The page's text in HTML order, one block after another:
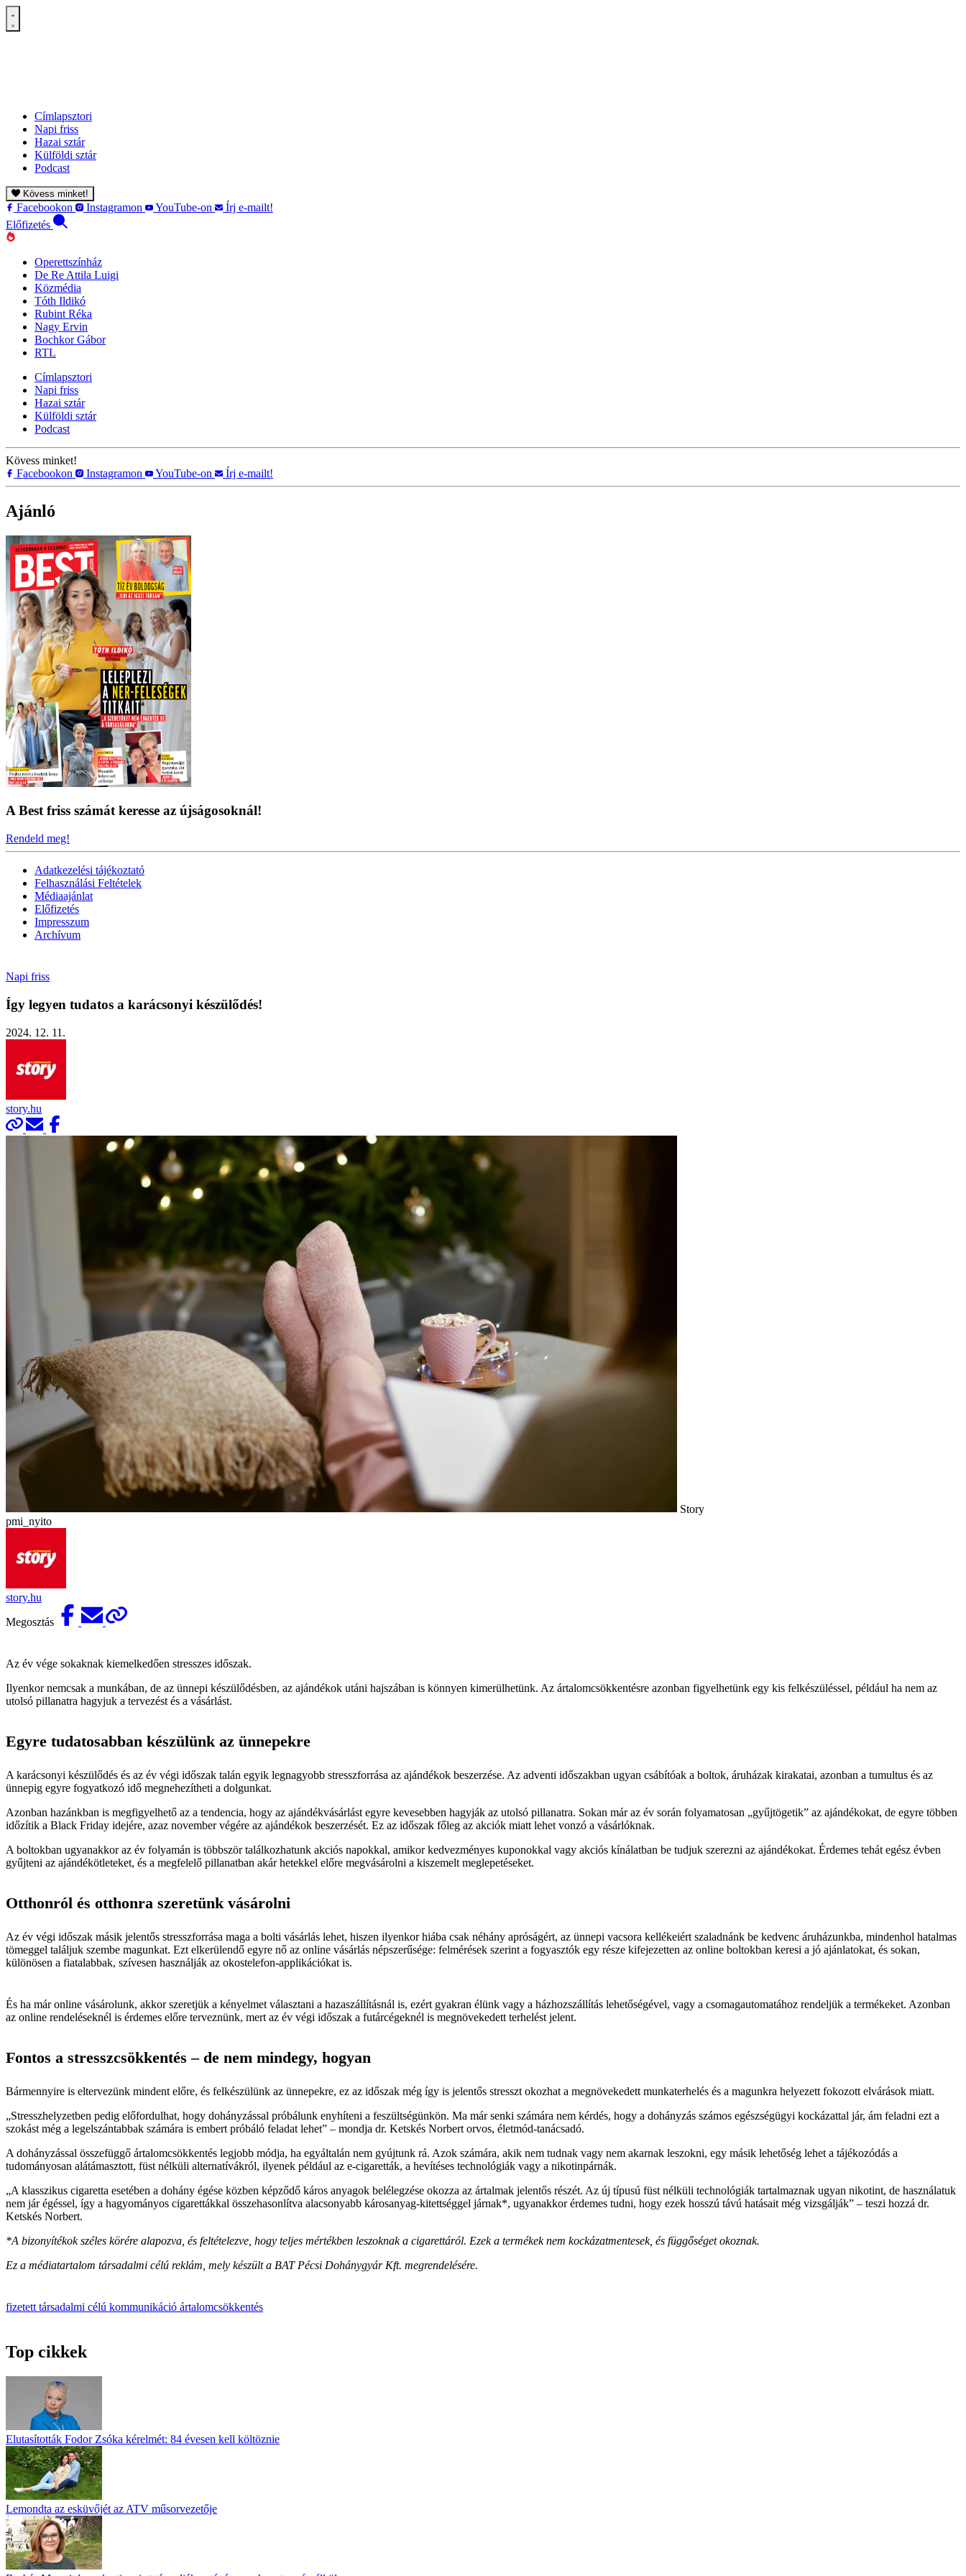
Címlapsztori
Napi friss
Hazai sztár
Külföldi sztár
Podcast
Kövess minket!
Facebookon Instagramon YouTube-on
Írj e-mailt!
Előfizetés
Operettszínház
De Re Attila Luigi
Közmédia
Tóth Ildikó
Rubint Réka
Nagy Ervin
Bochkor Gábor
RTL
Címlapsztori
Napi friss
Hazai sztár
Külföldi sztár
Podcast
Kövess minket!
Facebookon
Instagramon YouTube-on Írj e-mailt!
Ajánló
A Best friss számát keresse az újságosoknál!
Rendeld meg!
Adatkezelési tájékoztató
Felhasználási Feltételek
Médiaajánlat
Előfizetés
Impresszum
Archívum
Napi friss
Így legyen tudatos a karácsonyi készülődés!
2024. 12. 11.
story.hu
Story
pmi_nyito
story.hu
Megosztás
Az év vége sokaknak kiemelkedően stresszes időszak.
Ilyenkor nemcsak a munkában, de az ünnepi készülődésben, az ajándékok utáni hajszában is könnyen kimerülhetünk. Az ártalomcsökkentésre azonban figyelhetünk egy kis felkészüléssel, például ha nem az
utolsó pillanatra hagyjuk a tervezést és a vásárlást.
Egyre tudatosabban készülünk az ünnepekre
A karácsonyi készülődés és az év végi időszak talán egyik legnagyobb stresszforrása az ajándékok beszerzése. Az adventi időszakban ugyan csábítóak a boltok, áruházak kirakatai, azonban a tumultus és az
ünnepig egyre fogyatkozó idő megnehezítheti a dolgunkat.
Azonban hazánkban is megfigyelhető az a tendencia, hogy az ajándékvásárlást egyre kevesebben hagyják az utolsó pillanatra. Sokan már az év során folyamatosan „gyűjtögetik” az ajándékokat, de egyre többen
időzítik a Black Friday idejére, azaz november végére az ajándékok beszerzését. Ez az időszak főleg az akciók miatt lehet vonzó a vásárlóknak.
A boltokban ugyanakkor az év folyamán is többször találkozhatunk akciós napokkal, amikor kedvezményes kuponokkal vagy akciós kínálatban be tudjuk szerezni az ajándékokat. Érdemes tehát egész évben
gyűjteni az ajándékötleteket, és a megfelelő pillanatban akár hetekkel előre megvásárolni a kiszemelt meglepetéseket.
Otthonról és otthonra szeretünk vásárolni
Az év végi időszak másik jelentős stresszforrása maga a bolti vásárlás lehet, hiszen ilyenkor hiába csak néhány apróságért, az ünnepi vacsora kellékeiért szaladnánk be kedvenc áruházunkba, mindenhol hatalmas
tömeggel találjuk szembe magunkat. Ezt elkerülendő egyre nő az online vásárlás népszerűsége: felmérések szerint a fogyasztók egy része kifejezetten az online boltokban keresi a jó ajánlatokat, és sokan,
különösen a fiatalabbak, szívesen használják az okostelefon-applikációkat is.
És ha már online vásárolunk, akkor szeretjük a kényelmet választani a hazaszállításnál is, ezért gyakran élünk vagy a házhozszállítás lehetőségével, vagy a csomagautomatához rendeljük a termékeket. Azonban
az online rendeléseknél is érdemes előre terveznünk, mert az év végi időszak a futárcégeknél is megnövekedett terhelést jelent.
Fontos a stresszcsökkentés – de nem mindegy, hogyan
Bármennyire is eltervezünk mindent előre, és felkészülünk az ünnepekre, ez az időszak még így is jelentős stresszt okozhat a megnövekedett munkaterhelés és a magunkra helyezett fokozott elvárások miatt.
„Stresszhelyzetben pedig előfordulhat, hogy dohányzással próbálunk enyhíteni a feszültségünkön. Ma már senki számára nem kérdés, hogy a dohányzás számos egészségügyi kockázattal jár, ám feladni ezt a
szokást még a legelszántabbak számára is embert próbáló feladat lehet” – mondja dr. Ketskés Norbert orvos, életmód-tanácsadó.
A dohányzással összefüggő ártalomcsökkentés legjobb módja, ha egyáltalán nem gyújtunk rá. Azok számára, akik nem tudnak vagy nem akarnak leszokni, egy másik lehetőség lehet a tájékozódás a
tudományosan alátámasztott, füst nélküli alternatívákról, ilyenek például az e-cigaretták, a hevítéses technológiák vagy a nikotinpárnák.
„A klasszikus cigaretta esetében a dohány égése közben képződő káros anyagok belélegzése okozza az ártalmak jelentős részét. Az új típusú füst nélküli technológiák tartalmaznak ugyan nikotint, de használatuk
nem jár égéssel, így a hagyományos cigarettákkal összehasonlítva alacsonyabb károsanyag-kitettséggel járnak*, ugyanakkor érdemes tudni, hogy ezek hosszú távú hatásait még vizsgálják” – teszi hozzá dr.
Ketskés Norbert.
*A bizonyítékok széles körére alapozva, és feltételezve, hogy teljes mértékben leszoknak a cigarettáról. Ezek a termékek nem kockázatmentesek, és függőséget okoznak.
Ez a médiatartalom társadalmi célú reklám, mely készült a BAT Pécsi Dohánygyár Kft. megrendelésére.
fizetett társadalmi célú kommunikáció ártalomcsökkentés
Top cikkek
Elutasították Fodor Zsóka kérelmét: 84 évesen kell költöznie
Lemondta az esküvőjét az ATV műsorvezetője